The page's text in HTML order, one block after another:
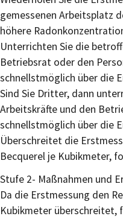
gemessenen Arbeitsplatz
höhere
Unterrichten Sie die
Betriebsrat oder den
schnellstmöglich über die
Sind Sie Dritter, dann
Arbeitskräfte und den
schnellstmöglich über die
Überschreitet die
Becquerel je Kubikmeter,
Stufe 2- Maßnahmen und
Da die Erstmessung den
Kubikmeter überschreitet,